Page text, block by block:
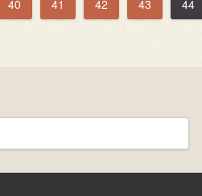
40 41 42 43 44